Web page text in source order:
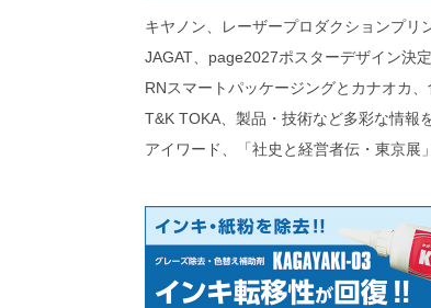
キヤノン、レーザープロダクションプリ
JAGAT、page2027ポスターデザイン決
RNスマートパッケージングとカナオカ
T&K TOKA、製品・技術など多彩な情報
アイワード、「社史と経営者伝・東京展